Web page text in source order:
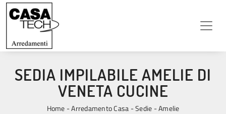
SEDIA IMPILABILE AMELIE DI
VENETA CUCINE
Home -Arredamento Casa -Sedie -Amelie